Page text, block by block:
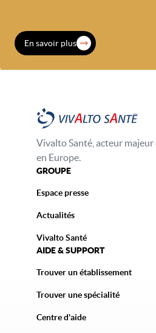
En savoir plus
Vivalto Santé, acteur
en Europe.
GROUPE
Espace presse
Actualités
Vivalto Santé
AIDE & SUPPORT
Trouver un établissement
Trouver une spécialité
Centre d'aide